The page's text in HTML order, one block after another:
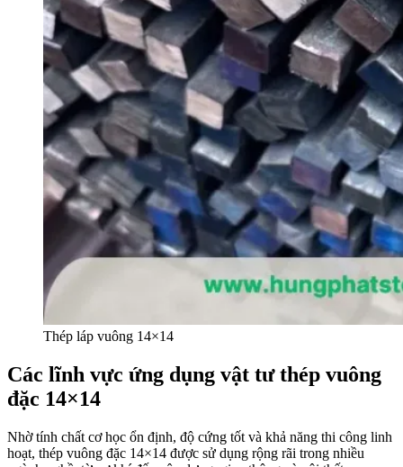
Thép láp vuông 14×14
Các lĩnh vực ứng dụng vật tư thép vuông
đặc 14×14
Nhờ tính chất cơ học ổn định, độ cứng tốt và khả năng thi công linh
hoạt, thép vuông đặc 14×14 được sử dụng rộng rãi trong nhiều